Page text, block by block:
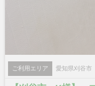
ご利用エリア 愛知県刈谷市